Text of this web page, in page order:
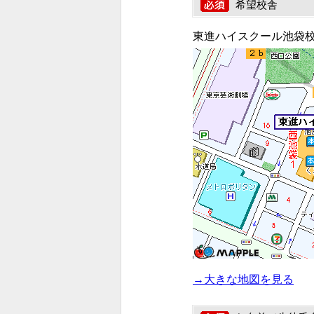
希望校舎
東進ハイスクール池袋
→大きな地図を見る